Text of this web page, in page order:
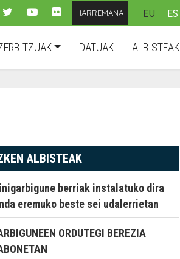
HARREMANA EU ES
DATUAK ALBISTEAK
ALBISTEAK
berriak instalatuko dira
eremuko beste sei udalerrietan
ORDUTEGI BEREZIA